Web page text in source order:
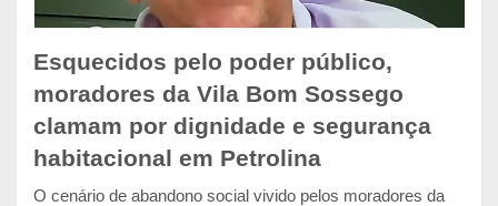
Esquecidos pelo poder público,
moradores da Vila Bom Sossego
clamam por dignidade e segurança
habitacional em Petrolina
O cenário de abandono social vivido pelos moradores da